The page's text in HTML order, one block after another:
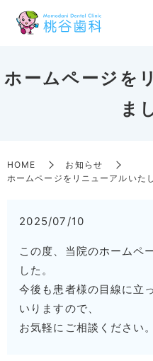
ホームページを
ま
HOME
お知らせ
ホームページをリニューアルいた
2025/07/10
この度、当院のホームペ
した。
今後も患者様の目線に立
いりますので、
お気軽にご相談ください。